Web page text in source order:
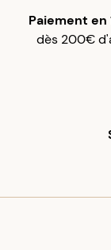
Paiement en
dès 200€